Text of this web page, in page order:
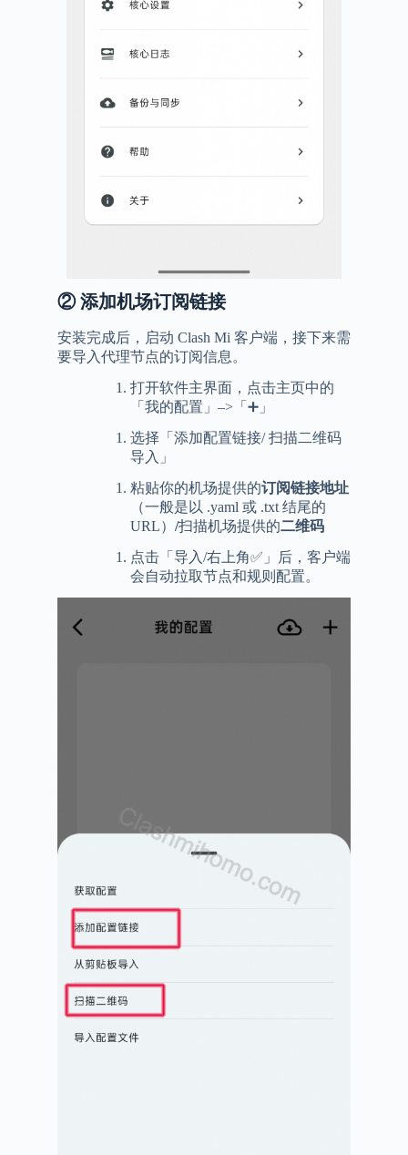
②添加机场订阅链接
安装完成后，启动 Clash Mi 客户端，接下来需
要导入代理节点的订阅信息。
打开软件主界面，点击主页中的
「我的配置」–>「➕」
选择「添加配置链接/ 扫描二维码
导入」
粘贴你的机场提供的订阅链接地址
（一般是以 .yaml 或 .txt 结尾的
URL） /扫描机场提供的二维码
点击「导入/右上角✅」后，客户端
会自动拉取节点和规则配置。